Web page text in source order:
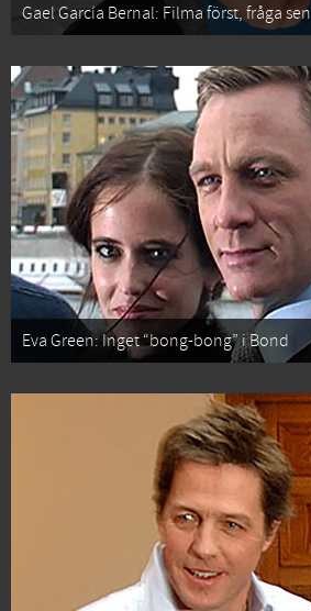
Gael García Bernal: Filma först, fråga sen
Eva Green: Inget “bong-bong” i Bond